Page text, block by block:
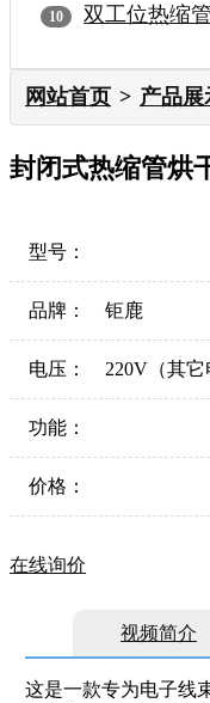
双工位热缩
网站首页 产品展
封闭式热缩管烘
型号：
品牌： 钜鹿
电压： 220V（其它
功能：
价格：
在线询价
视频简介
这是一款专为电子线